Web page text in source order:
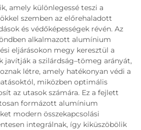
amely különlegessé teszi a
szemben az előrehaladott
és védőképességek révén. Az
alkalmazott alumínium
eljárásokon megy keresztül a
javítják a szilárdság–tömeg arányát,
létre, amely hatékonyan védi a
miközben optimális
az utasok számára. Ez a fejlett
formázott alumínium
modern összekapcsolási
integrálnak, így kiküszöbölik